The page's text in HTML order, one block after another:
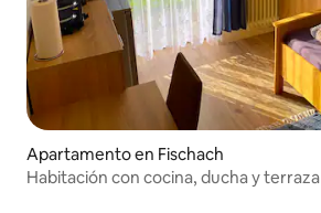
Apartamento en Fischach
Habitación con cocina, ducha y terraza